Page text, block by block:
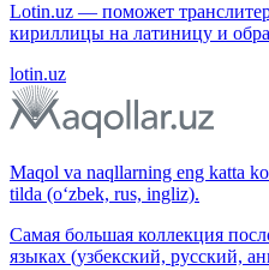
Lotin.uz — поможет
кириллицы на латиницу и
lotin.uz
Maqol va naqllarning eng katta
tilda (o‘zbek, rus, ingliz).
Самая большая коллекция
языках (узбекский, русский,